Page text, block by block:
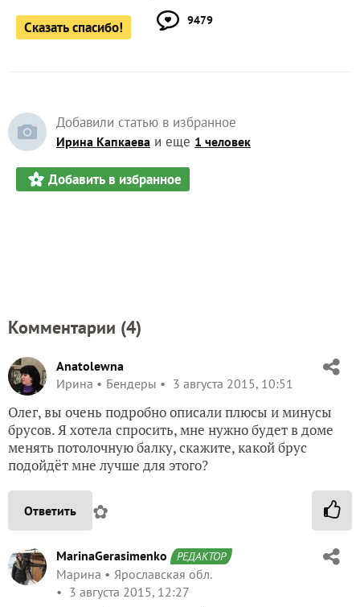
Сказать спасибо! 9479
Добавили статью в избранное
Ирина Капкаева и еще 1 человек
Добавить в избранное
Комментарии (4)
Anatolewna
Ирина
Бендеры 3 августа 2015, 10:51
Олег, вы очень подробно описали плюсы и минусы
брусов. Я хотела спросить, мне нужно будет в доме
менять потолочную балку, скажите, какой брус
подойдёт мне лучше для этого?
Ответить ✿
MarinaGerasimenko РЕДАКТОР
Марина
Ярославская обл.
3 августа 2015, 12:27